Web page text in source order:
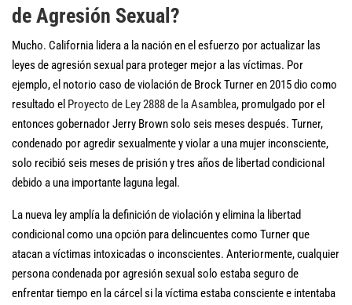
de Agresión Sexual?
Mucho. California lidera a la nación en el esfuerzo por actualizar las
leyes de agresión sexual para proteger mejor a las víctimas. Por
ejemplo, el notorio caso de violación de Brock Turner en 2015 dio como
resultado el Proyecto de Ley 2888 de la Asamblea, promulgado por el
entonces gobernador Jerry Brown solo seis meses después. Turner,
condenado por agredir sexualmente y violar a una mujer inconsciente,
solo recibió seis meses de prisión y tres años de libertad condicional
debido a una importante laguna legal.
La nueva ley amplía la definición de violación y elimina la libertad
condicional como una opción para delincuentes como Turner que
atacan a víctimas intoxicadas o inconscientes. Anteriormente, cualquier
persona condenada por agresión sexual solo estaba seguro de
enfrentar tiempo en la cárcel si la víctima estaba consciente e intentaba